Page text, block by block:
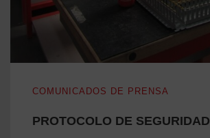
COMUNICADOS DE PRENSA
PROTOCOLO DE SEGURIDAD